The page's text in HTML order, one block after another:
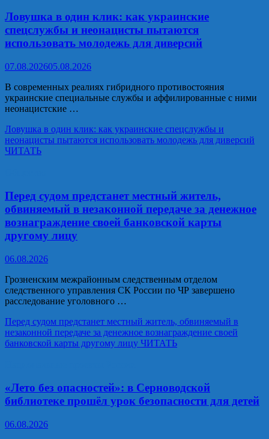
Ловушка в один клик: как украинские
спецслужбы и неонацисты пытаются
использовать молодежь для диверсий
07.08.202605.08.2026
В современных реалиях гибридного противостояния
украинские специальные службы и аффилированные с ними
неонацистские …
Ловушка в один клик: как украинские спецслужбы и
неонацисты пытаются использовать молодежь для диверсий
ЧИТАТЬ
Перед судом предстанет местный житель,
обвиняемый в незаконной передаче за денежное
вознаграждение своей банковской карты
другому лицу
06.08.2026
Грозненским межрайонным следственным отделом
следственного управления СК России по ЧР завершено
расследование уголовного …
Перед судом предстанет местный житель, обвиняемый в
незаконной передаче за денежное вознаграждение своей
банковской карты другому лицу ЧИТАТЬ
«Лето без опасностей»: в Серноводской
библиотеке прошёл урок безопасности для детей
06.08.2026